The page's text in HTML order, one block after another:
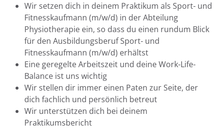
Wir setzen dich in deinem Praktikum als Sport- und
Fitnesskaufmann (m/w/d) in der Abteilung
Physiotherapie ein, so dass du einen rundum Blick
für den Ausbildungsberuf Sport- und
Fitnesskaufmann (m/w/d) erhältst
Eine geregelte Arbeitszeit und deine Work-Life-
Balance ist uns wichtig
Wir stellen dir immer einen Paten zur Seite, der
dich fachlich und persönlich betreut
Wir unterstützen dich bei deinem
Praktikumsbericht